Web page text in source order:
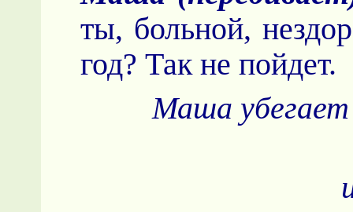
ты, больной,
год? Так не пойдет.
Маша убегает